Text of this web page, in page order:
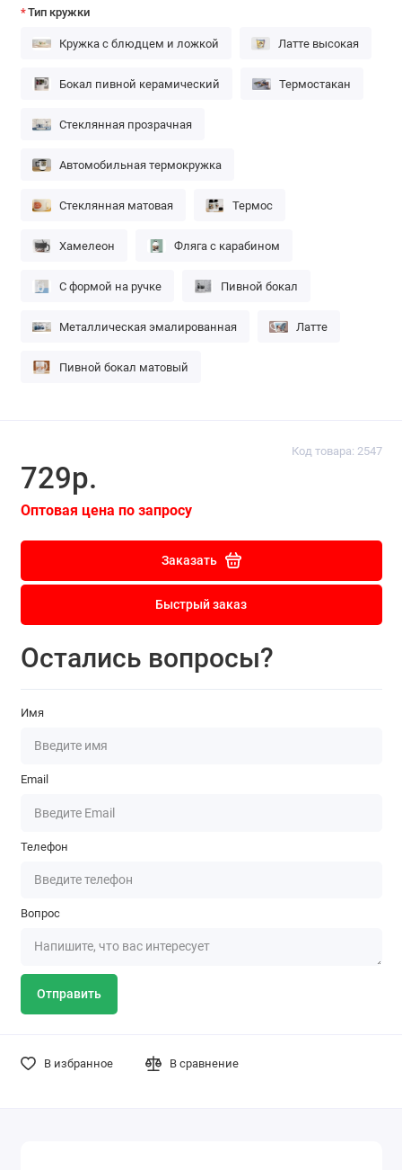
Код товара: 2547
729р.
Оптовая цена по запросу
Заказать
Быстрый заказ
Остались вопросы?
Имя
Email
Телефон
Вопрос
Отправить
В избранное В сравнение
Тип кружки
Кружка с блюдцем и ложкой Латте высокая
Бокал пивной керамический Термостакан
Стеклянная прозрачная
Автомобильная термокружка
Стеклянная матовая Термос
Хамелеон Фляга с карабином
С формой на ручке Пивной бокал
Металлическая эмалированная Латте
Пивной бокал матовый